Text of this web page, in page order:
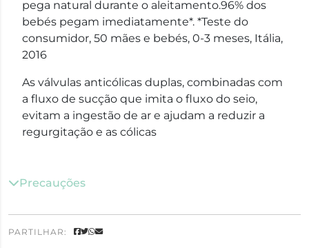
pega natural durante o aleitamento.96% dos
bebés pegam imediatamente*. *Teste do
consumidor, 50 mães e bebés, 0-3 meses, Itália,
2016
As válvulas anticólicas duplas, combinadas com
a fluxo de sucção que imita o fluxo do seio,
evitam a ingestão de ar e ajudam a reduzir a
regurgitação e as cólicas
Precauções
PARTILHAR: